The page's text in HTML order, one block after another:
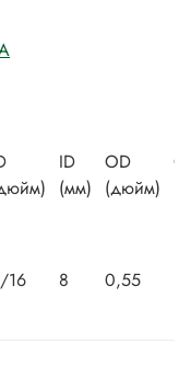
ID
(мм)
OD
(дюйм)
16 8 0,55